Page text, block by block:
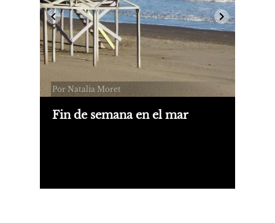
Por Natalia Moret
Fin de semana en el mar